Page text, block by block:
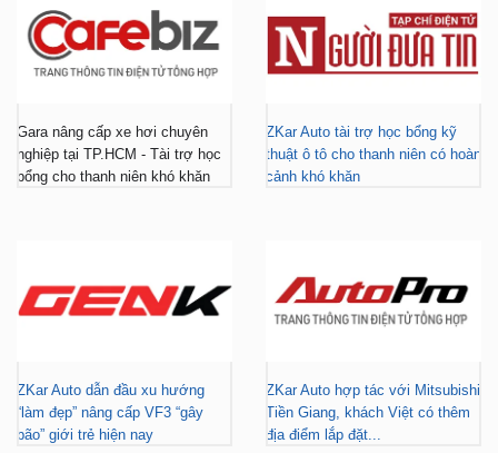
Gara nâng cấp xe hơi chuyên
nghiệp tại TP.HCM - Tài trợ học
bổng cho thanh niên khó khăn
ZKar Auto tài trợ học bổng kỹ
thuật ô tô cho thanh niên có hoàn
cảnh khó khăn
ZKar Auto dẫn đầu xu hướng
“làm đẹp” nâng cấp VF3 “gây
bão” giới trẻ hiện nay
ZKar Auto hợp tác với Mitsubishi
Tiền Giang, khách Việt có thêm
địa điểm lắp đặt...